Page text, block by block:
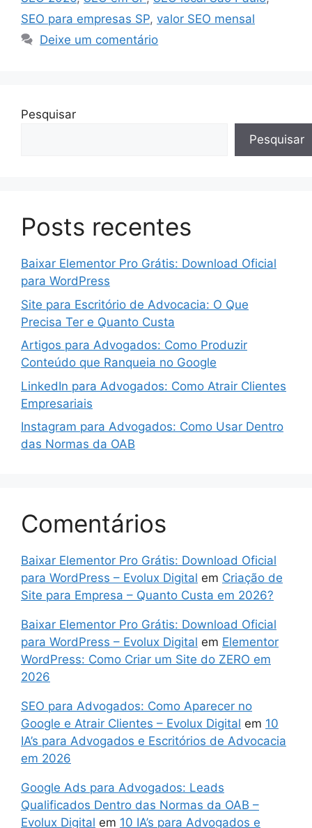
SEO para empresas SP, valor SEO mensal
Deixe um comentário
Pesquisar
Pesquisar
Posts recentes
Baixar Elementor Pro Grátis: Download Oficial
para WordPress
Site para Escritório de Advocacia: O Que
Precisa Ter e Quanto Custa
Artigos para Advogados: Como Produzir
Conteúdo que Ranqueia no Google
LinkedIn para Advogados: Como Atrair Clientes
Empresariais
Instagram para Advogados: Como Usar Dentro
das Normas da OAB
Comentários
Baixar Elementor Pro Grátis: Download Oficial
para WordPress – Evolux Digital em Criação de
Site para Empresa – Quanto Custa em 2026?
Baixar Elementor Pro Grátis: Download Oficial
para WordPress – Evolux Digital em Elementor
WordPress: Como Criar um Site do ZERO em
2026
SEO para Advogados: Como Aparecer no
Google e Atrair Clientes – Evolux Digital em 10
IA’s para Advogados e Escritórios de Advocacia
em 2026
Google Ads para Advogados: Leads
Qualificados Dentro das Normas da OAB –
Evolux Digital em 10 IA’s para Advogados e